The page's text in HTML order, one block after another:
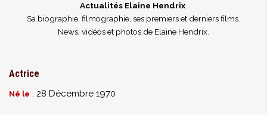
Actualités Elaine Hendrix.
Sa biographie, filmographie, ses premiers et derniers films.
News, vidéos et photos de Elaine Hendrix.
Actrice
Né le : 28 Décembre 1970